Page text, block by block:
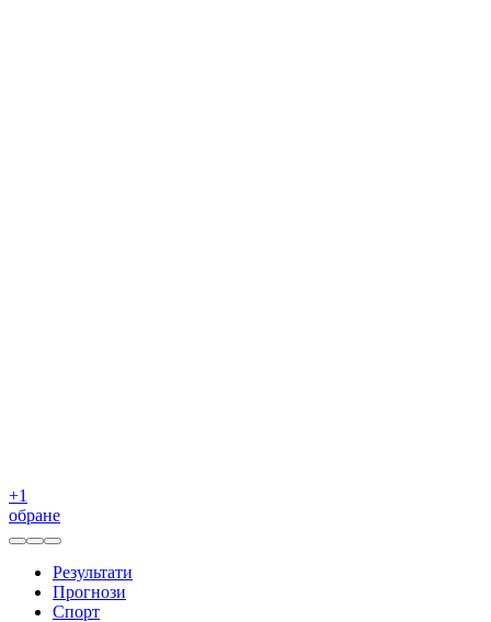
+1
обране
Результати
Прогнози
Спорт